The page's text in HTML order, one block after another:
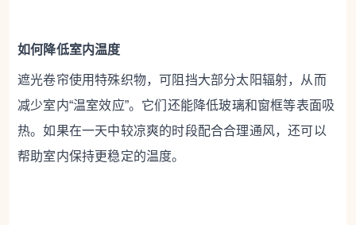
如何降低室内温度
遮光卷帘使用特殊织物，可阻挡大部分太阳辐射，从而
减少室内“温室效应”。它们还能降低玻璃和窗框等表面吸
热。如果在一天中较凉爽的时段配合合理通风，还可以
帮助室内保持更稳定的温度。